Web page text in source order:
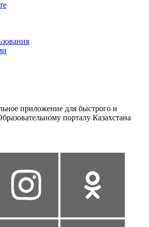
приложение для быстрого и
порталу Казахстана